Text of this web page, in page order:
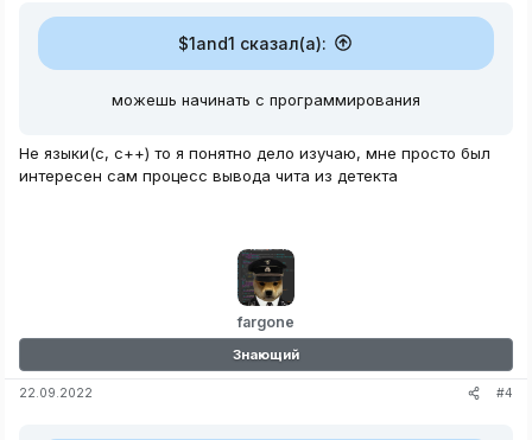
$1and1 сказал(а):
можешь начинать с программирования
Не языки(с, с++) то я понятно дело изучаю, мне просто был
интересен сам процесс вывода чита из детекта
fargone
Знающий
22.09.2022 #4